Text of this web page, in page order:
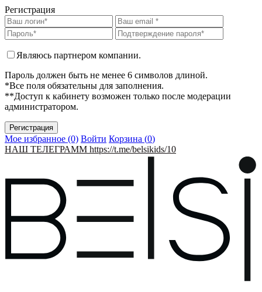
Регистрация
Являюсь партнером компании.
Пароль должен быть не менее 6 символов длиной.
*Все поля обязательны для заполнения.
**Доступ к кабинету возможен только после модерации
администратором.
Мое избранное (0) Войти Корзина (0)
НАШ ТЕЛЕГРАММ https://t.me/belsikids/10